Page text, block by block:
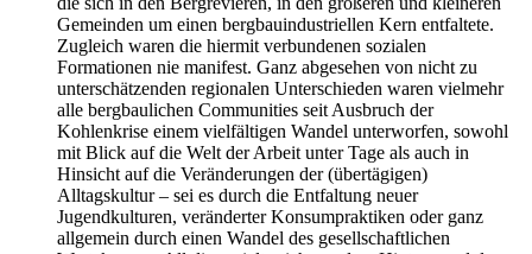
Gemeinden um einen bergbauindustriellen Kern entfaltete.
Zugleich waren die hiermit verbundenen sozialen
Formationen nie manifest. Ganz abgesehen von nicht zu
unterschätzenden regionalen Unterschieden waren vielmehr
alle bergbaulichen Communities seit Ausbruch der
Kohlenkrise einem vielfältigen Wandel unterworfen, sowohl
mit Blick auf die Welt der Arbeit unter Tage als auch in
Hinsicht auf die Veränderungen der (übertägigen)
Alltagskultur – sei es durch die Entfaltung neuer
Jugendkulturen, veränderter Konsumpraktiken oder ganz
allgemein durch einen Wandel des gesellschaftlichen